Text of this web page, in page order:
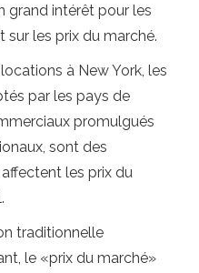
grand intérêt pour les
les prix du marché.
à New York, les
par les pays de
promulgués
sont des
les prix du
traditionnelle
le «prix du marché»